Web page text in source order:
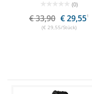
(0)
€ 33,90 € 29,551
(€ 29,55/Stück)